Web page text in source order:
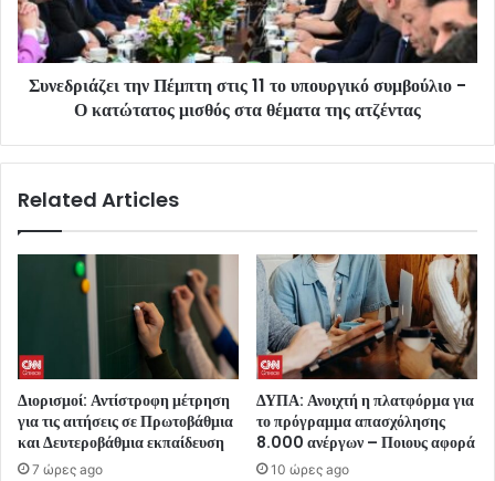
Συνεδριάζει την Πέμπτη στις 11 το υπουργικό συμβούλιο -
Ο κατώτατος μισθός στα θέματα της ατζέντας
Related Articles
Διορισμοί: Αντίστροφη μέτρηση
για τις αιτήσεις σε Πρωτοβάθμια
και Δευτεροβάθμια εκπαίδευση
7 ώρες ago
ΔΥΠΑ: Ανοιχτή η πλατφόρμα για
το πρόγραμμα απασχόλησης
8.000 ανέργων – Ποιους αφορά
10 ώρες ago